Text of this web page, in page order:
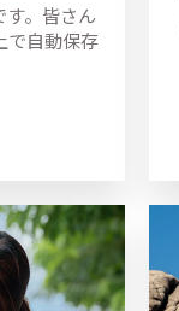
。皆さん
で自動保存